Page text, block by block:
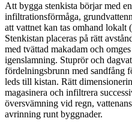
Att bygga stenkista börjar med
infiltrationsförmåga,
att vattnet kan tas omhand
Stenkistan placeras på rätt
med tvättad makadam och
igenslamning. Stuprör och
fördelningsbrunn med sandfång
leds till kistan. Rätt
magasinera och infiltrera
översvämning vid regn,
avrinning runt byggnader.